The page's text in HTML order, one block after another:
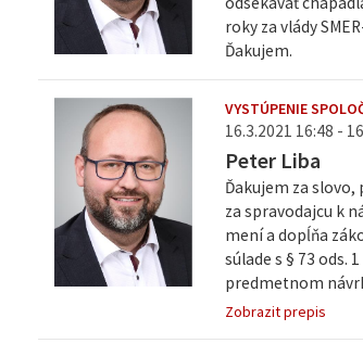
roky za vlády
Ďakujem.
VYSTÚPENIE
16.3.2021 16:48 -
Peter Liba
Ďakujem za
za spravodajcu k
mení a dopĺňa
súlade s § 73
predmetnom
Zobrazit prepis